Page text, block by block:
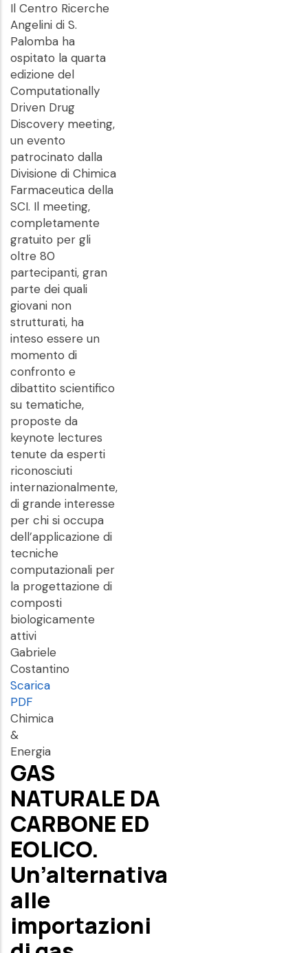
Il Centro Ricerche
Angelini di S.
Palomba ha
ospitato la quarta
edizione del
Computationally
Driven Drug
Discovery meeting,
un evento
patrocinato dalla
Divisione di Chimica
Farmaceutica della
SCI. Il meeting,
completamente
gratuito per gli
oltre 80
partecipanti, gran
parte dei quali
giovani non
strutturati, ha
inteso essere un
momento di
confronto e
dibattito scientifico
su tematiche,
proposte da
keynote lectures
tenute da esperti
riconosciuti
internazionalmente,
di grande interesse
per chi si occupa
dell’applicazione di
tecniche
computazionali per
la progettazione di
composti
biologicamente
attivi
Gabriele
Costantino
Scarica
PDF
Chimica
&
Energia
GAS
NATURALE DA
CARBONE ED
EOLICO.
Un’alternativa
alle
importazioni